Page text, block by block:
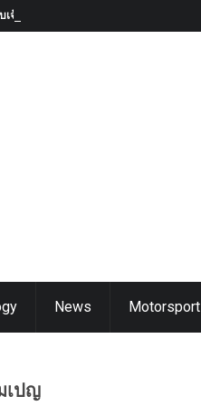
จ้าของ WEY G9
News Motorsport
เปญ